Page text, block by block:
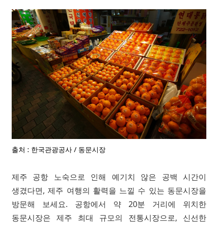
출처 : 한국관광공사 / 동문시장
제주 공항 노숙으로 인해 예기치 않은 공백 시간이
생겼다면, 제주 여행의 활력을 느낄 수 있는 동문시장을
방문해 보세요. 공항에서 약 20분 거리에 위치한
동문시장은 제주 최대 규모의 전통시장으로, 신선한